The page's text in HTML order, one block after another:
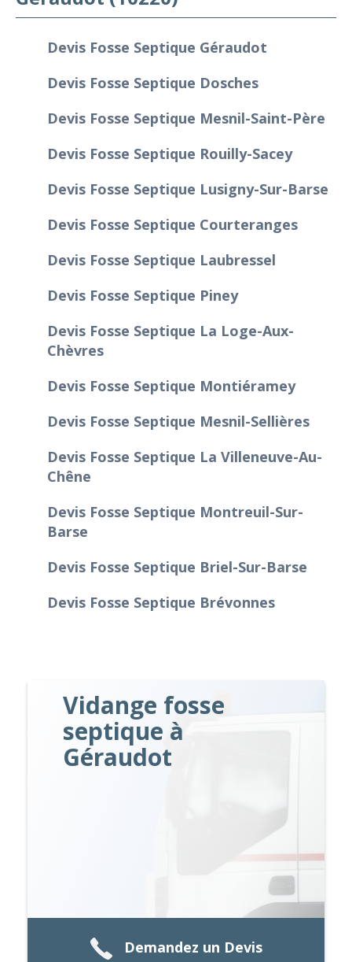
Devis Fosse Septique Géraudot
Devis Fosse Septique Dosches
Devis Fosse Septique Mesnil-Saint-Père
Devis Fosse Septique Rouilly-Sacey
Devis Fosse Septique Lusigny-Sur-Barse
Devis Fosse Septique Courteranges
Devis Fosse Septique Laubressel
Devis Fosse Septique Piney
Devis Fosse Septique La Loge-Aux-
Chèvres
Devis Fosse Septique Montiéramey
Devis Fosse Septique Mesnil-Sellières
Devis Fosse Septique La Villeneuve-Au-
Chêne
Devis Fosse Septique Montreuil-Sur-
Barse
Devis Fosse Septique Briel-Sur-Barse
Devis Fosse Septique Brévonnes
Vidange fosse
septique à
Géraudot
Demandez un Devis